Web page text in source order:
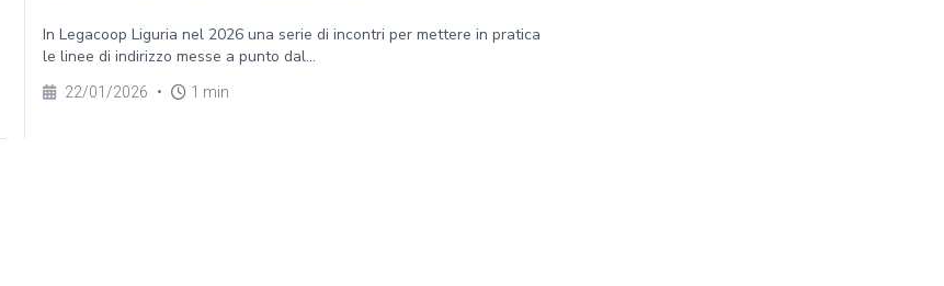
In Legacoop Liguria nel 2026 una serie di incontri per mettere in pratica
le linee di indirizzo messe a punto dal...
22/01/2026 • 1 min